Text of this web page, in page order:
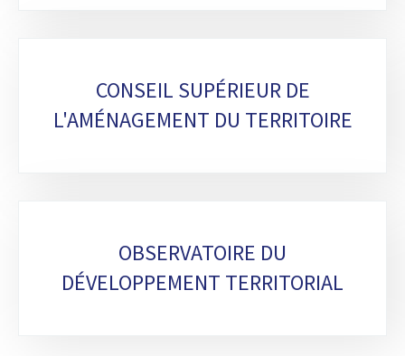
CONSEIL SUPÉRIEUR DE
L'AMÉNAGEMENT DU TERRITOIRE
OBSERVATOIRE DU
DÉVELOPPEMENT TERRITORIAL